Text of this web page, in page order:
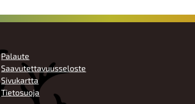
ALATUNNISTE
Palaute
Saavutettavuusseloste
Sivukartta
Tietosuoja